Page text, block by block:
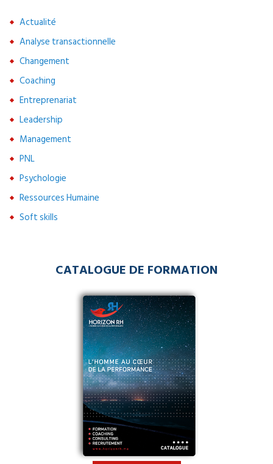
Actualité
Analyse transactionnelle
Changement
Coaching
Entreprenariat
Leadership
Management
PNL
Psychologie
Ressources Humaine
Soft skills
CATALOGUE DE FORMATION